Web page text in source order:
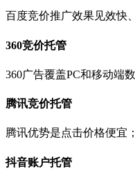
百度竞价推广效果见效快
360竞价托管
360广告覆盖PC和移动端
腾讯竞价托管
腾讯优势是点击价格便宜
抖音账户托管